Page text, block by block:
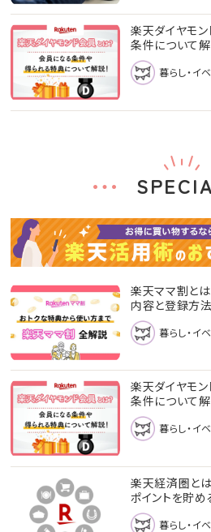
楽天ダイヤモン
条件について解
暮らし・イ
楽天ママ割とは
内容と登録方
暮らし・イ
楽天ダイヤモン
条件について解
暮らし・イ
楽天経済圏と
ポイントを貯め
暮らし・イ